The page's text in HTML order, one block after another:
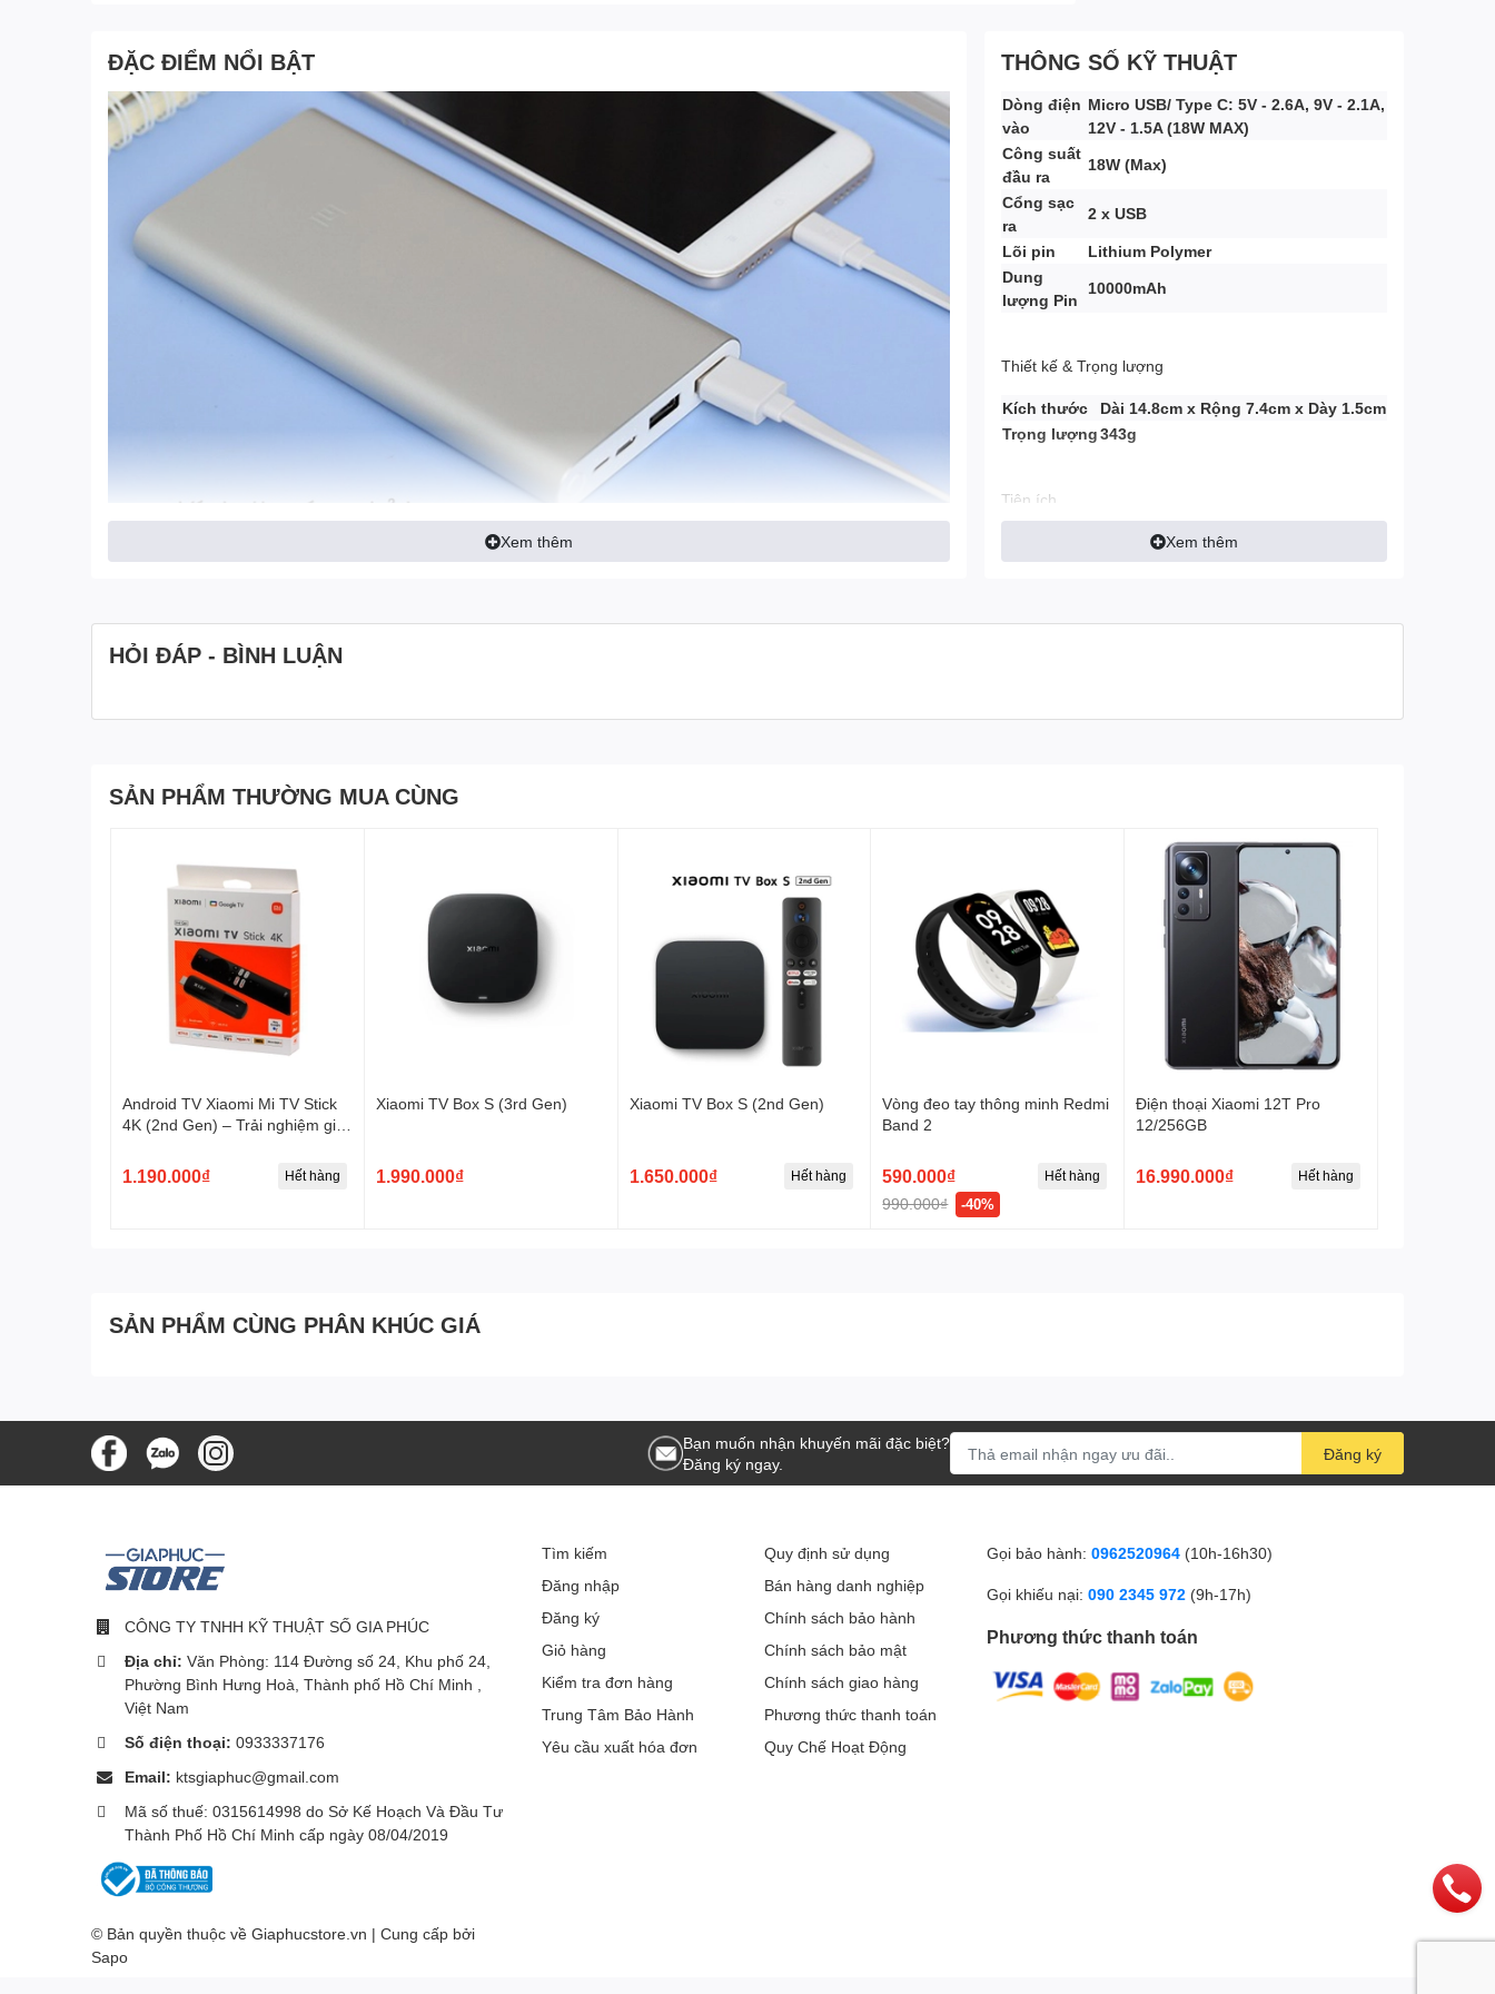
ĐẶC ĐIỂM NỔI BẬT
Xem thêm
THÔNG SỐ KỸ THUẬT
Dòng điện
vào
Micro USB/ Type C: 5V - 2.6A, 9V - 2.1A,
12V - 1.5A (18W MAX)
Công suất
đầu ra
18W (Max)
Cổng sạc
ra
2 x USB
Lõi pin
Lithium Polymer
Dung
lượng Pin
10000mAh
Thiết kế & Trọng lượng
Kích thước
Dài 14.8cm x Rộng 7.4cm x Dày 1.5cm
Trọng lượng343g
Tiện ích
Quick Charge 3.0
Đèn LED báo hiệu
Thông số khác
Xem thêm
HỎI ĐÁP - BÌNH LUẬN
SẢN PHẨM THƯỜNG MUA CÙNG
Android TV Xiaomi Mi TV Stick
4K (2nd Gen) – Trải nghiệm giải
1.190.000₫ Hết hàng
Xiaomi TV Box S (3rd Gen)
1.990.000₫
Xiaomi TV Box S (2nd Gen)
1.650.000₫ Hết hàng
Vòng đeo tay thông minh Redmi
Band 2
590.000₫
990.000₫ -40%
Hết hàng
Điện thoại Xiaomi 12T Pro
12/256GB
16.990.000₫ Hết hàng
SẢN PHẨM CÙNG PHÂN KHÚC GIÁ
Bạn muốn nhận khuyến mãi đặc biệt?
Đăng ký ngay.
Đăng ký
CÔNG TY TNHH KỸ THUẬT SỐ GIA PHÚC
Địa chỉ: Văn Phòng: 114 Đường số 24, Khu phố 24,
Phường Bình Hưng Hoà, Thành phố Hồ Chí Minh ,
Việt Nam
Số điện thoại: 0933337176
Email: ktsgiaphuc@gmail.com
Mã số thuế: 0315614998 do Sở Kế Hoạch Và Đầu Tư
Thành Phố Hồ Chí Minh cấp ngày 08/04/2019
Tìm kiếm
Đăng nhập
Đăng ký
Giỏ hàng
Kiểm tra đơn hàng
Trung Tâm Bảo Hành
Yêu cầu xuất hóa đơn
Quy định sử dụng
Bán hàng danh nghiệp
Chính sách bảo hành
Chính sách bảo mật
Chính sách giao hàng
Phương thức thanh toán
Quy Chế Hoạt Động
Gọi bảo hành: 0962520964 (10h-16h30)
Gọi khiếu nại: 090 2345 972 (9h-17h)
Phương thức thanh toán
© Bản quyền thuộc về Giaphucstore.vn | Cung cấp bởi
Sapo